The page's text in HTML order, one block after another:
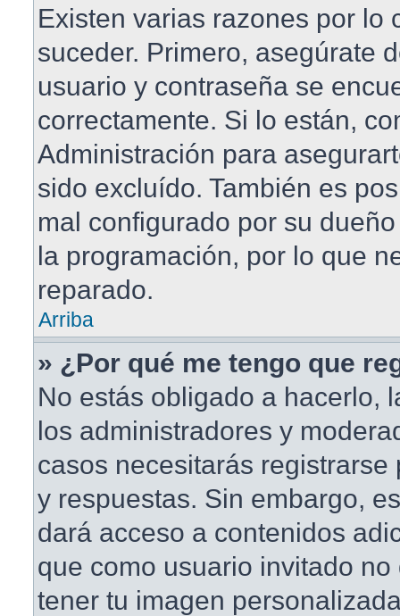
Existen varias razones por lo
suceder. Primero, asegúrate
usuario y contraseña se
correctamente. Si lo están,
Administración para
sido excluído. También es
mal configurado por su
la programación, por lo que
reparado.
Arriba
» ¿Por qué me tengo que
No estás obligado a hacerlo,
los administradores y
casos necesitarás registrarse
y respuestas. Sin embargo,
dará acceso a contenidos
que como usuario invitado
tener tu imagen